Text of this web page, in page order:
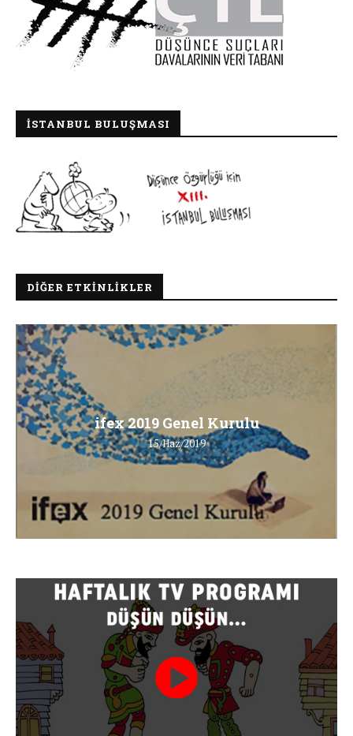
İSTANBUL BULUŞMASI
DIĞER ETKINLIKLER
ifex 2019 Genel Kurulu
15/Haz/2019